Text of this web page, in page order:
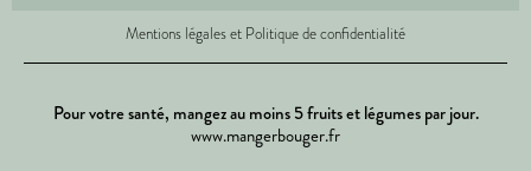
Mentions légales et Politique de confidentialité
Pour votre santé, mangez au moins 5 fruits et légumes par jour.
www.mangerbouger.fr